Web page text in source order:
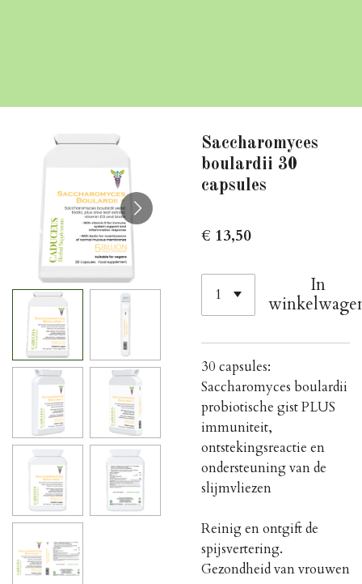
Saccharomyces
boulardii 30
capsules
€ 13,50
In
30 capsules:
Saccharomyces boulardii
probiotische gist PLUS
immuniteit,
ontstekingsreactie en
ondersteuning van de
slijmvliezen
Reinig en ontgift de
spijsvertering.
Gezondheid van vrouwen